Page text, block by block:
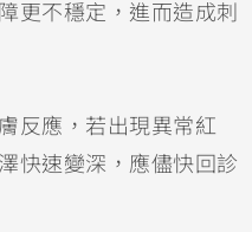
更不穩定，進而造成刺
反應，若出現異常紅
快速變深，應儘快回診